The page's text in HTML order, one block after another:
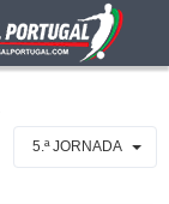
5.ª JORNADA